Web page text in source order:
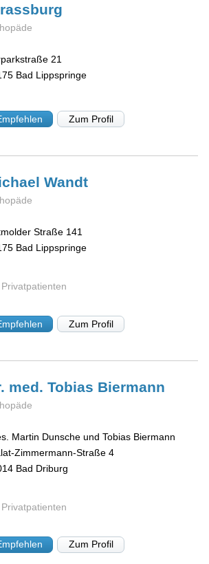
21
Bad Lippspringe
Zum Profil
Wandt
Straße 141
Bad Lippspringe
Privatpatienten
Zum Profil
med. Tobias Biermann
Martin Dunsche und Tobias Biermann
Zimmermann-Straße 4
Bad Driburg
Privatpatienten
Zum Profil